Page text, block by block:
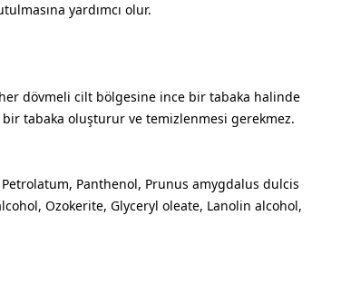
yardımcı olur.
her dövmeli cilt bölgesine ince bir tabaka halinde
bir tabaka oluşturur ve temizlenmesi gerekmez.
Panthenol, Prunus amygdalus dulcis
Ozokerite, Glyceryl oleate, Lanolin alcohol,